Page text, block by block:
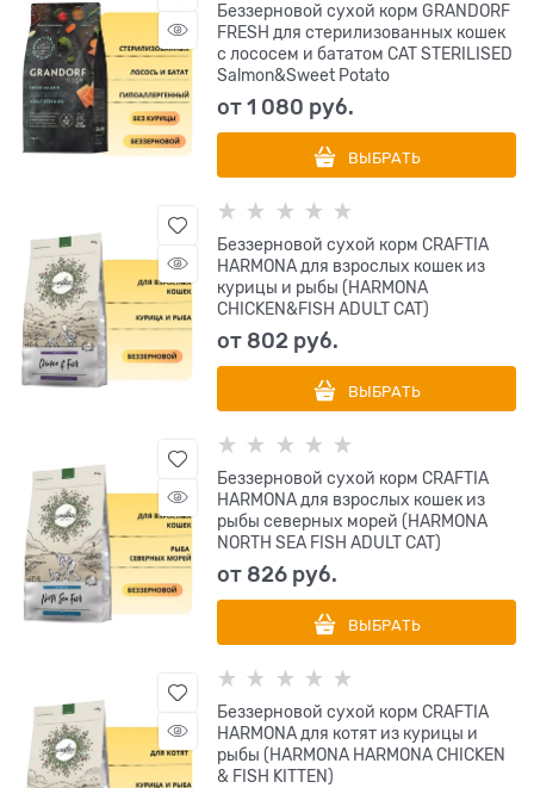
Беззерновой cухой корм GRANDORF
FRESH для стерилизованных кошек
с лососем и бататом CAT STERILISED
Salmon&Sweet Potato
от1 080 руб.
ВЫБРАТЬ
Беззерновой сухой корм CRAFTIA
HARMONA для взрослых кошек из
курицы и рыбы (HARMONA
CHICKEN&FISH ADULT CAT)
от 802 руб.
ВЫБРАТЬ
Беззерновой сухой корм CRAFTIA
HARMONA для взрослых кошек из
рыбы северных морей (HARMONA
NORTH SEA FISH ADULT CAT)
от 826 руб.
ВЫБРАТЬ
Беззерновой сухой корм CRAFTIA
HARMONA для котят из курицы и
рыбы (HARMONA HARMONA CHICKEN
& FISH KITTEN)